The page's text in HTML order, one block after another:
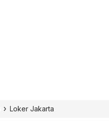
› Loker Jakarta